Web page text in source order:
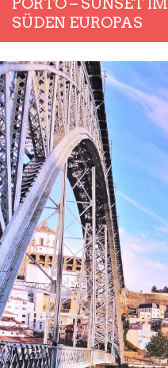
PORTO – SUNSET IM
SÜDEN EUROPAS